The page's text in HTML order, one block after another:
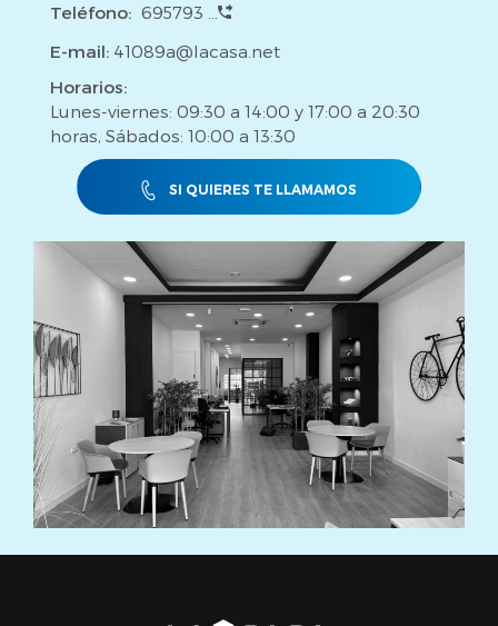
Teléfono: 695793 ...
E-mail: 41089a@lacasa.net
Horarios:
Lunes-viernes: 09:30 a 14:00 y 17:00 a 20:30
horas, Sábados: 10:00 a 13:30
SI QUIERES TE LLAMAMOS